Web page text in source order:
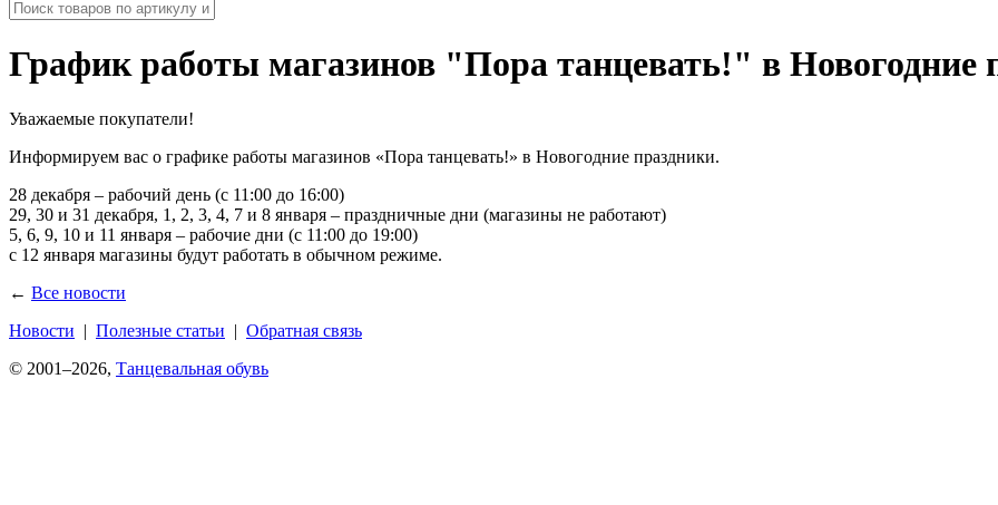
График работы магазинов "Пора танцевать!" в Новогодние
Уважаемые покупатели!
Информируем вас о графике работы магазинов «Пора танцевать!» в Новогодние праздники.
28 декабря – рабочий день (с 11:00 до 16:00)
29, 30 и 31 декабря, 1, 2, 3, 4, 7 и 8 января – праздничные дни (магазины не работают)
5, 6, 9, 10 и 11 января – рабочие дни (с 11:00 до 19:00)
с 12 января магазины будут работать в обычном режиме.
← Все новости
Новости | Полезные статьи | Обратная связь
© 2001–2026, Танцевальная обувь